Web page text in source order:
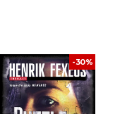
-30%